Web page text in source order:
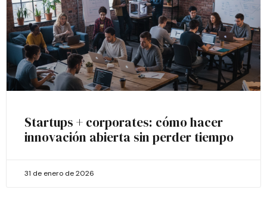
Startups + corporates: cómo hacer
innovación abierta sin perder tiempo
31 de enero de 2026